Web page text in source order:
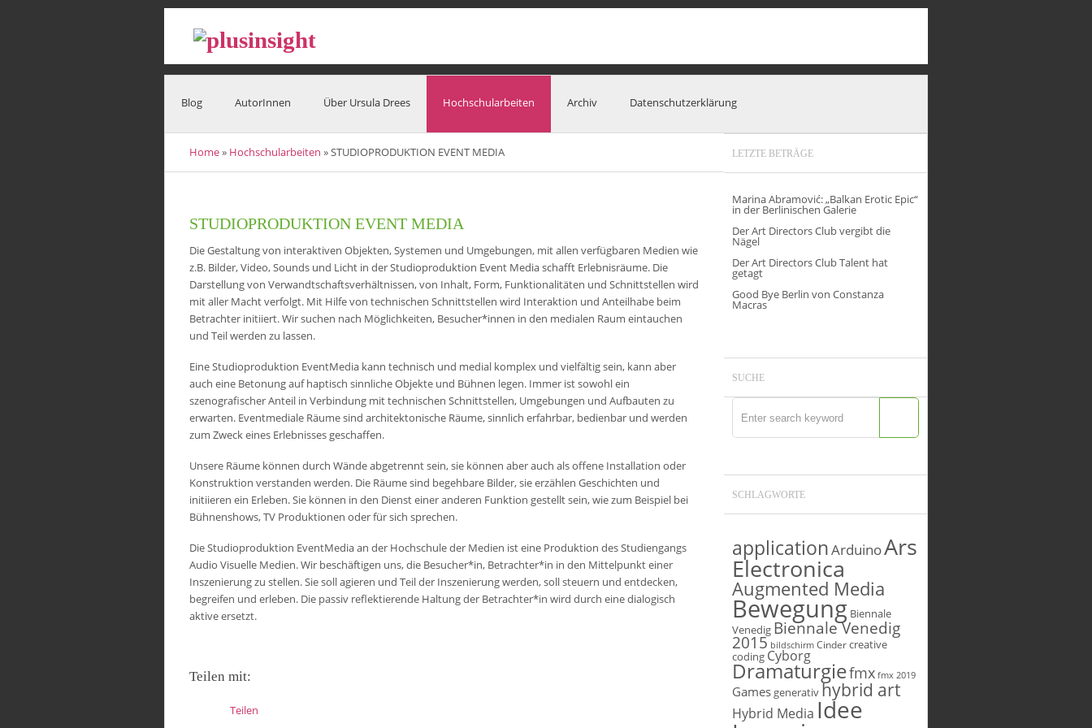
Blog AutorInnen Über Ursula Drees Hochschularbeiten Archiv Datenschutzerklärung
Home» Hochschularbeiten » STUDIOPRODUKTION EVENT MEDIA
STUDIOPRODUKTION EVENT MEDIA
Die Gestaltung von interaktiven Objekten, Systemen und Umgebungen, mit allen verfügbaren Medien wie
z.B. Bilder, Video, Sounds und Licht in der Studioproduktion Event Media schafft Erlebnisräume. Die
Darstellung von Verwandtschaftsverhältnissen, von Inhalt, Form, Funktionalitäten und Schnittstellen wird
mit aller Macht verfolgt. Mit Hilfe von technischen Schnittstellen wird Interaktion und Anteilhabe beim
Betrachter initiiert. Wir suchen nach Möglichkeiten, Besucher*innen in den medialen Raum eintauchen
und Teil werden zu lassen.
Eine Studioproduktion EventMedia kann technisch und medial komplex und vielfältig sein, kann aber
auch eine Betonung auf haptisch sinnliche Objekte und Bühnen legen. Immer ist sowohl ein
szenografischer Anteil in Verbindung mit technischen Schnittstellen, Umgebungen und Aufbauten zu
erwarten. Eventmediale Räume sind architektonische Räume, sinnlich erfahrbar, bedienbar und werden
zum Zweck eines Erlebnisses geschaffen.
Unsere Räume können durch Wände abgetrennt sein, sie können aber auch als offene Installation oder
Konstruktion verstanden werden. Die Räume sind begehbare Bilder, sie erzählen Geschichten und
initiieren ein Erleben. Sie können in den Dienst einer anderen Funktion gestellt sein, wie zum Beispiel bei
Bühnenshows, TV Produktionen oder für sich sprechen.
Die Studioproduktion EventMedia an der Hochschule der Medien ist eine Produktion des Studiengangs
Audio Visuelle Medien. Wir beschäftigen uns, die Besucher*in, Betrachter*in in den Mittelpunkt einer
Inszenierung zu stellen. Sie soll agieren und Teil der Inszenierung werden, soll steuern und entdecken,
begreifen und erleben. Die passiv reflektierende Haltung der Betrachter*in wird durch eine dialogisch
aktive ersetzt.
Teilen mit:
Teilen
LETZTE BETRÄGE
Marina Abramović: „Balkan Erotic Epic“
in der Berlinischen Galerie
Der Art Directors Club vergibt die
Nägel
Der Art Directors Club Talent hat
getagt
Good Bye Berlin von Constanza
Macras
SUCHE
SCHLAGWORTE
applicationArduinoArs
Electronica
Augmented Media
Bewegung Biennale
Venedig Biennale Venedig
2015 bildschirm Cinder creative
coding Cyborg
Dramaturgiefmx fmx 2019
Games generativhybrid art
Hybrid Media Idee